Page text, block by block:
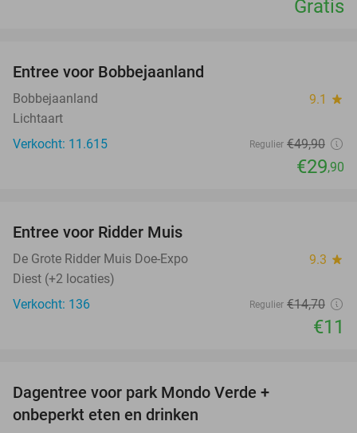
Gratis
Entree voor Bobbejaanland
Bobbejaanland 9.1 star
Lichtaart
Verkocht: 11.615
Regulier €49,90
€29,90
Entree voor Ridder Muis
De Grote Ridder Muis Doe-Expo 9.3 star
Diest (+2 locaties)
Verkocht: 136
Regulier €14,70
€11
Dagentree voor park Mondo Verde +
onbeperkt eten en drinken